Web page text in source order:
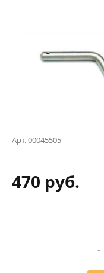
Арт.00045505
470 руб.
-